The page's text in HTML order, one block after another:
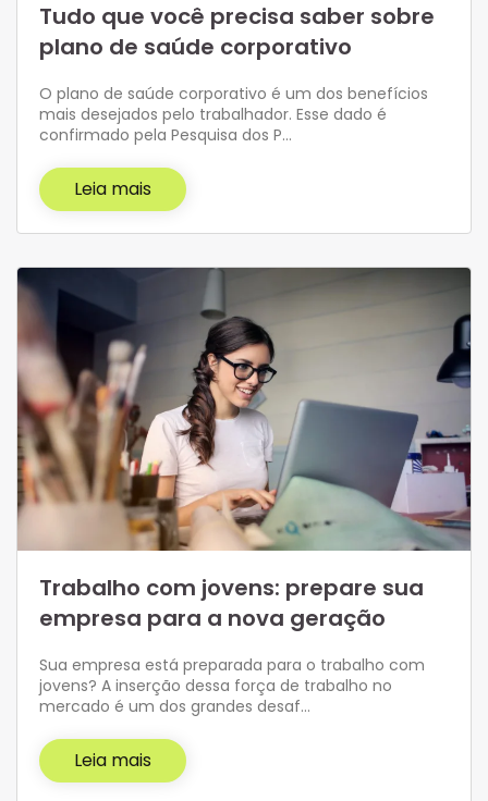
Tudo que você precisa saber sobre
plano de saúde corporativo
O plano de saúde corporativo é um dos benefícios
mais desejados pelo trabalhador. Esse dado é
confirmado pela Pesquisa dos P…
Leia mais
Trabalho com jovens: prepare sua
empresa para a nova geração
Sua empresa está preparada para o trabalho com
jovens? A inserção dessa força de trabalho no
mercado é um dos grandes desaf…
Leia mais